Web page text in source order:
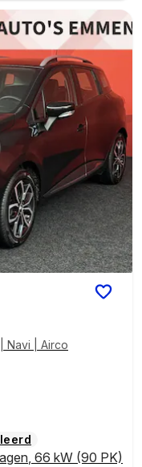
Navi | Airco
, 66 kW (90 PK)